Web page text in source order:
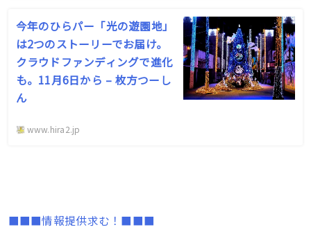
今年のひらパー「光の遊園地」
は2つのストーリーでお届け。
クラウドファンディングで進化
も。11月6日から – 枚方つーし
ん
www.hira2.jp
■■■情報提供求む！■■■